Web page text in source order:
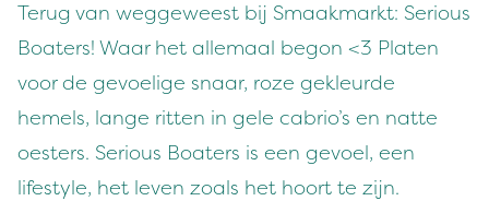
Terug van weggeweest bij Smaakmarkt: Serious
Boaters! Waar het allemaal begon <3 Platen
voor de gevoelige snaar, roze gekleurde
hemels, lange ritten in gele cabrio’s en natte
oesters. Serious Boaters is een gevoel, een
lifestyle, het leven zoals het hoort te zijn.